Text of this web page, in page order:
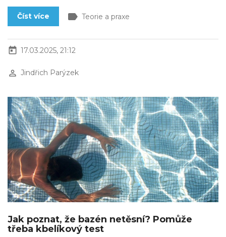
Číst více label Teorie a praxe
today 17.03.2025, 21:12
perm_identity Jindřich Parýzek
Jak poznat, že bazén netěsní? Pomůže
třeba kbelíkový test